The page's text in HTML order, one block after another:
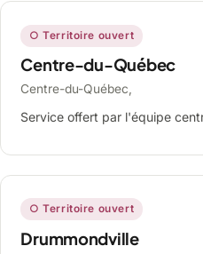
○ Territoire ouvert
Centre-du-Québec
Centre-du-Québec,
Service offert par l'équipe
○ Territoire ouvert
Drummondville